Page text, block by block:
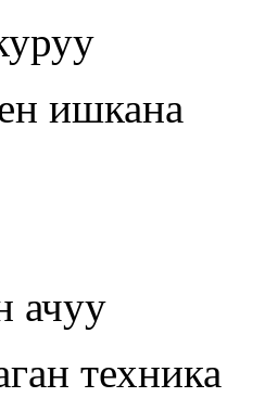
ишкана
ачуу
техника